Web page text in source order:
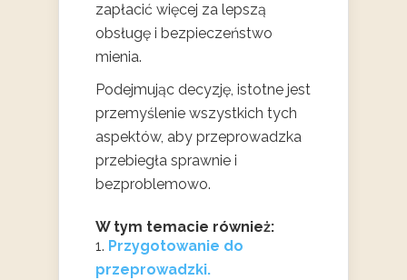
zapłacić więcej za lepszą
obsługę i bezpieczeństwo
mienia.
Podejmując decyzję, istotne jest
przemyślenie wszystkich tych
aspektów, aby przeprowadzka
przebiegła sprawnie i
bezproblemowo.
W tym temacie również:
Przygotowanie do
przeprowadzki.